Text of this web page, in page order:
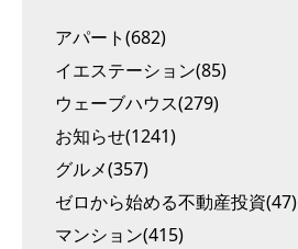
アパート(682)
イエステーション(85)
ウェーブハウス(279)
お知らせ(1241)
グルメ(357)
ゼロから始める不動産投資(47)
マンション(415)